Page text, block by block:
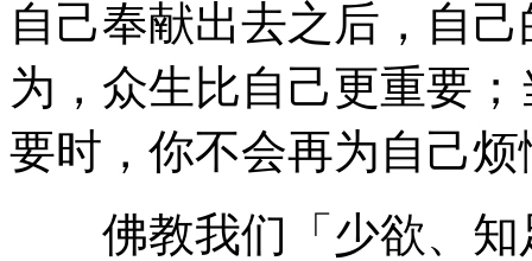
自己奉献出去之后，自
为，众生比自己更重要
要时，你不会再为自己
佛教我们「少欲、知